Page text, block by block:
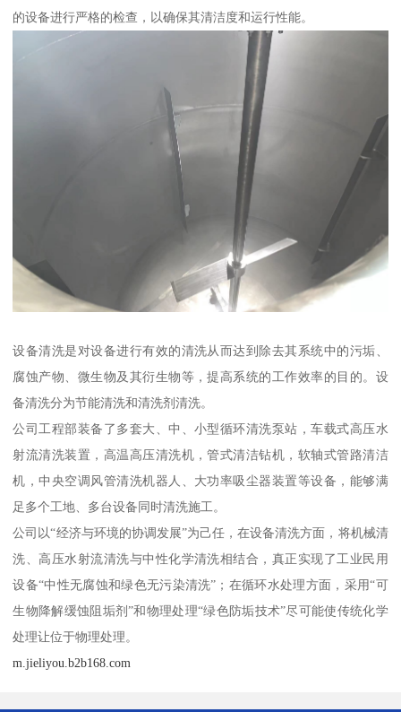
的设备进行严格的检查，以确保其清洁度和运行性能。
设备清洗是对设备进行有效的清洗从而达到除去其系统中的污垢、
腐蚀产物、微生物及其衍生物等，提高系统的工作效率的目的。设
备清洗分为节能清洗和清洗剂清洗。
公司工程部装备了多套大、中、小型循环清洗泵站，车载式高压水
射流清洗装置，高温高压清洗机，管式清洁钻机，软轴式管路清洁
机，中央空调风管清洗机器人、大功率吸尘器装置等设备，能够满
足多个工地、多台设备同时清洗施工。
公司以“经济与环境的协调发展”为己任，在设备清洗方面，将机械清
洗、高压水射流清洗与中性化学清洗相结合，真正实现了工业民用
设备“中性无腐蚀和绿色无污染清洗”；在循环水处理方面，采用“可
生物降解缓蚀阻垢剂”和物理处理“绿色防垢技术”尽可能使传统化学
处理让位于物理处理。
m.jieliyou.b2b168.com